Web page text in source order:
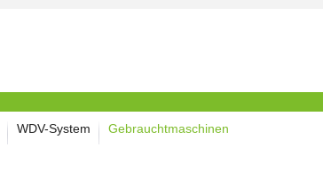
WDV-System Gebrauchtmaschinen